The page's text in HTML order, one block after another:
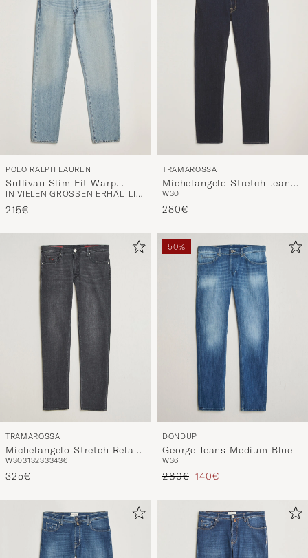
POLO RALPH LAUREN
Sullivan Slim Fit Warp
Stretch Jeans La Breya
IN VIELEN GRÖSSEN ERHÄLTLICH
215€
TRAMAROSSA
Michelangelo Stretch Jeans
Blue Raw
W30
280€
TRAMAROSSA
Michelangelo Stretch Relax
Jeans Carbon Grey
W303132333436
325€
50%
DONDUP
George Jeans Medium Blue
W36
Regulärer Preis
280€ Reduzierter Preis
140€